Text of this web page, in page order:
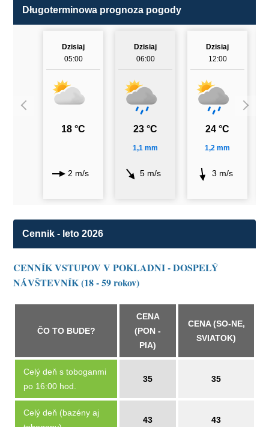
Długoterminowa prognoza pogody
Dzisiaj
05:00
18 °C
2 m/s
Dzisiaj
06:00
23 °C
1,1 mm
5 m/s
Dzisiaj
12:00
24 °C
1,2 mm
3 m/s
Cennik - leto 2026
CENNÍK VSTUPOV V POKLADNI - DOSPELÝ
NÁVŠTEVNÍK (18 - 59 rokov)
ČO TO BUDE?
CENA
(PON -
PIA)
CENA (SO-NE,
SVIATOK)
Celý deň s toboganmi
po 16:00 hod.
35 35
Celý deň (bazény aj
43 43